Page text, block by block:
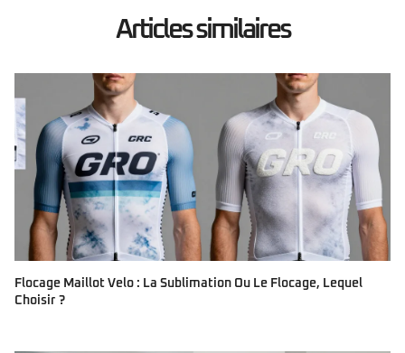
Articles similaires
Flocage Maillot Velo : La Sublimation Ou Le Flocage, Lequel
Choisir ?